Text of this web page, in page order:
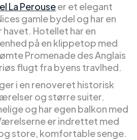
La Perouseer et elegant
gamle bydel og har en
Hotellet har en
på en klippetop med
Promenade des Anglais
flugt fra byens travlhed.
i en renoveret historisk
og større suiter.
og har egen balkon med
er indrettet med
store, komfortable senge.